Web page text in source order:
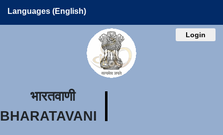
Languages (English)
Login
भारतवाणी
BHARATAVANI